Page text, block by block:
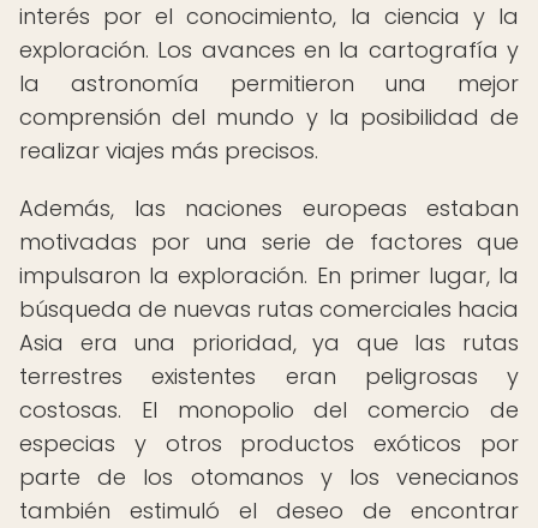
interés por el conocimiento, la ciencia y la
exploración. Los avances en la cartografía y
la astronomía permitieron una mejor
comprensión del mundo y la posibilidad de
realizar viajes más precisos.
Además, las naciones europeas estaban
motivadas por una serie de factores que
impulsaron la exploración. En primer lugar, la
búsqueda de nuevas rutas comerciales hacia
Asia era una prioridad, ya que las rutas
terrestres existentes eran peligrosas y
costosas. El monopolio del comercio de
especias y otros productos exóticos por
parte de los otomanos y los venecianos
también estimuló el deseo de encontrar